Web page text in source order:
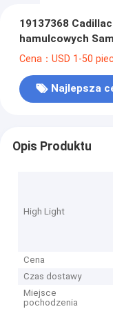
19137368
hamulcowych
Cena：USD 1-50
Najlepsza
Opis Produktu
High Light
Cena
Czas dostawy
Miejsce
pochodzenia